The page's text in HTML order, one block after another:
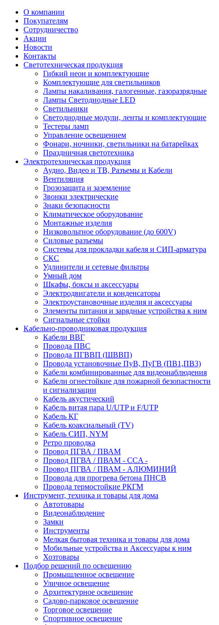
О компании
Покупателям
Сотрудничество
Акции
Новости
Контакты
Светотехническая продукция
Гибкий неон и комплектующие
Комплектующие для светильников
Лампы накаливания, галогенные, газоразрядные
Лампы Светодиодные LED
Светильники
Светодиодные модули, ленты и комплектующие
Тестеры ламп
Управление освещением
Фонари, ночники, светильники на батарейках
Праздничная светотехника
Электротехническая продукция
Аудио, Видео и ТВ, Разъемы и Кабели
Вентиляция
Грозозащита и заземление
Звонки электрические
Знаки безопасности
Климатическое оборудование
Монтажные изделия
Низковольтное оборудование (до 600V)
Силовые разъемы
Системы для прокладки кабеля и СИП-арматура
СКС
Удлинители и сетевые фильтры
Умный дом
Шкафы, боксы и аксессуары
Электродвигатели и конденсаторы
Электроустановочные изделия и аксессуары
Элементы питания и зарядные устройства к ним
Сигнальные стойки
Кабельно-проводниковая продукция
Кабели ВВГ
Провода ПВС
Провода ПГВВП (ШВВП)
Провода установочные ПуВ, ПуГВ (ПВ1,ПВ3)
Кабели комбинированные для видеонаблюдения
Кабели огнестойкие для пожарной безопастности
и сигнализации
Кабель акустический
Кабель витая пара U/UTP и F/UTP
Кабель КГ
Кабель коаксиальный (TV)
Кабель СИП, NYM
Ретро проводка
Провод ПГВА / ПВАМ
Провод ПГВА / ПВАМ - CCA -
Провод ПГВА / ПВАМ - АЛЮМИНИЙ
Провода для прогрева бетона ПНСВ
Провода термостойкие РКГМ
Инструмент, техника и товары для дома
Автотовары
Видеонаблюдение
Замки
Инструменты
Мелкая бытовая техника и товары для дома
Мобильные устройства и Аксессуары к ним
Хозтовары
Подбор решений по освещению
Промышленное освещение
Уличное освещение
Архитектурное освещение
Садово-парковое освещение
Торговое освещение
Спортивное освещение